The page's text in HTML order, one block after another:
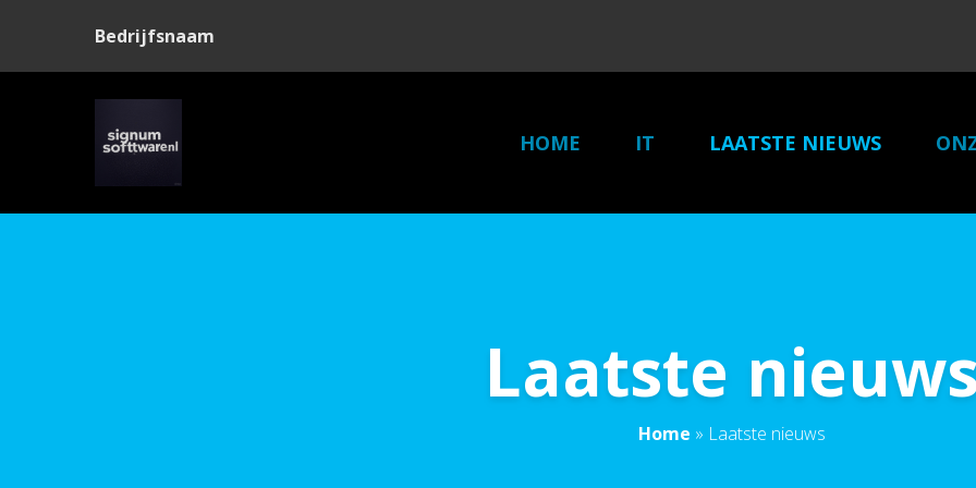
Bedrijfsnaam
HOME IT LAATSTE NIEUWS
Laatste nieuws
Home » Laatste nieuws